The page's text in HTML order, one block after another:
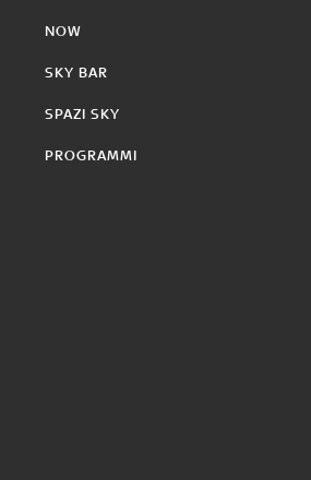
NOW
SKY BAR
SPAZI SKY
PROGRAMMI